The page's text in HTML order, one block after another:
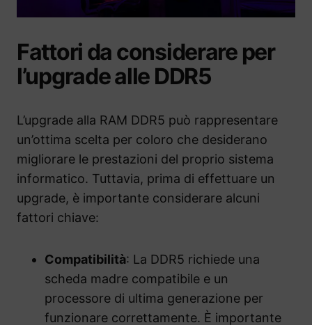
Fattori da considerare per
l’upgrade alle DDR5
L’upgrade alla RAM DDR5 può rappresentare
un’ottima scelta per coloro che desiderano
migliorare le prestazioni del proprio sistema
informatico. Tuttavia, prima di effettuare un
upgrade, è importante considerare alcuni
fattori chiave:
Compatibilità: La DDR5 richiede una
scheda madre compatibile e un
processore di ultima generazione per
funzionare correttamente. È importante